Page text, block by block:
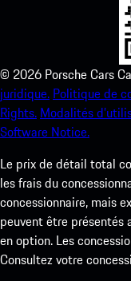
© 2026 Porsche Cars
juridique. Politique de
Rights. Modalités
Software Notice.
Le prix de détail total
les frais du
concessionnaire, mais
peuvent être présentés
en option. Les
Consultez votre